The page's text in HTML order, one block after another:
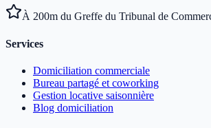
À 200m du Greffe du Tribunal de
Services
Domiciliation commerciale
Bureau partagé et coworking
Gestion locative saisonnière
Blog domiciliation